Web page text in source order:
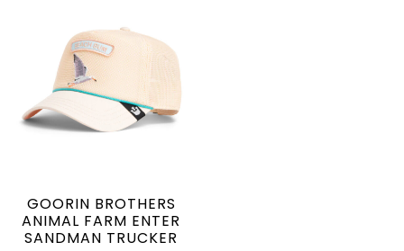
GOORIN BROTHERS
ANIMAL FARM ENTER
SANDMAN TRUCKER